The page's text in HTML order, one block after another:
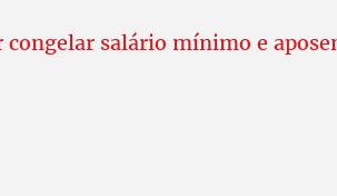
congelar salário mínimo e